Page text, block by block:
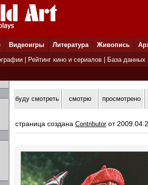
Видеоигры Литература Живопись
Рейтинг кино и сериалов База данных
буду смотреть смотрю просмотрено
страница создана Contributorот